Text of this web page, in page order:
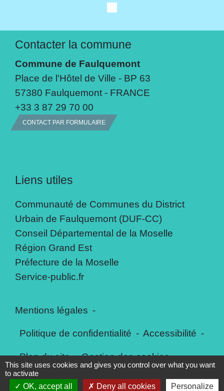
Contacter la commune
Commune de Faulquemont
Place de l'Hôtel de Ville - BP 63
57380 Faulquemont - FRANCE
+33 3 87 29 70 00
CONTACT PAR FORMULAIRE
Liens utiles
Communauté de Communes du District
Urbain de Faulquemont (DUF-CC)
Conseil Départemental de la Moselle
Région Grand Est
Préfecture de la Moselle
Service-public.fr
Mentions légales -
Politique de confidentialité - Accessibilité -
Plan du site - Gestion des cookies
This site uses cookies and gives you control over what you want
to activate
OK, accept all
Deny all cookies Personalize